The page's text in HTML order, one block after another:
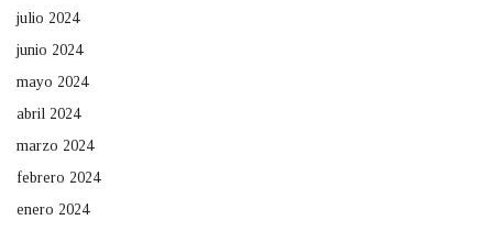
julio 2024
junio 2024
mayo 2024
abril 2024
marzo 2024
febrero 2024
enero 2024